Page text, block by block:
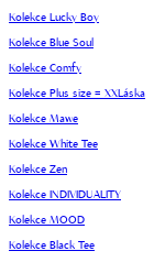
Kolekce Lucky Boy
Kolekce Blue Soul
Kolekce Comfy
Kolekce Plus size = XXLáska
Kolekce Mawe
Kolekce White Tee
Kolekce Zen
Kolekce INDIVIDUALITY
Kolekce MOOD
Kolekce Black Tee